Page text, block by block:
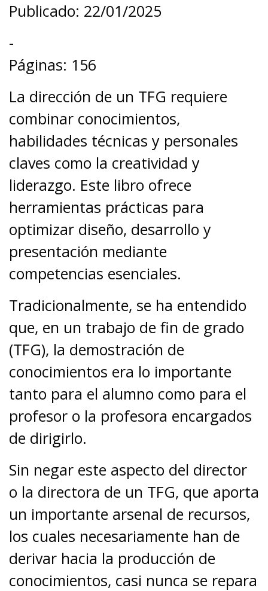
Publicado: 22/01/2025
-
Páginas: 156
La dirección de un TFG requiere
combinar conocimientos,
habilidades técnicas y personales
claves como la creatividad y
liderazgo. Este libro ofrece
herramientas prácticas para
optimizar diseño, desarrollo y
presentación mediante
competencias esenciales.
Tradicionalmente, se ha entendido
que, en un trabajo de fin de grado
(TFG), la demostración de
conocimientos era lo importante
tanto para el alumno como para el
profesor o la profesora encargados
de dirigirlo.
Sin negar este aspecto del director
o la directora de un TFG, que aporta
un importante arsenal de recursos,
los cuales necesariamente han de
derivar hacia la producción de
conocimientos, casi nunca se repara